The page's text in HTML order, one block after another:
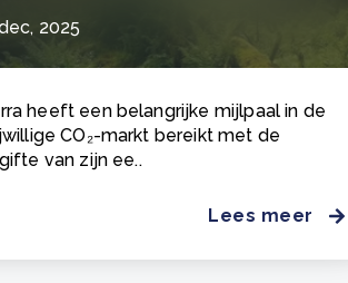
2025
heeft een belangrijke mijlpaal in de
CO₂-markt bereikt met de
van zijn ee..
Lees meer